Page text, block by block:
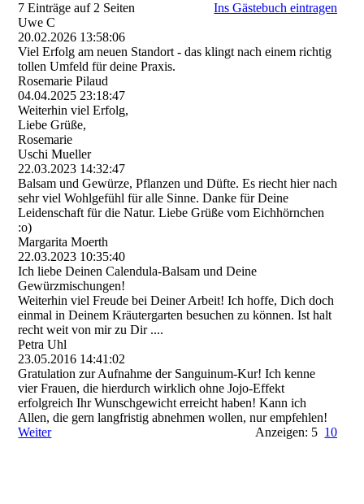
7 Einträge auf 2 Seiten
Ins Gästebuch eintragen
Uwe C
20.02.2026 13:58:06
Viel Erfolg am neuen Standort - das klingt nach einem richtig
tollen Umfeld für deine Praxis.
Rosemarie Pilaud
04.04.2025 23:18:47
Weiterhin viel Erfolg,
Liebe Grüße,
Rosemarie
Uschi Mueller
22.03.2023 14:32:47
Balsam und Gewürze, Pflanzen und Düfte. Es riecht hier nach
sehr viel Wohlgefühl für alle Sinne. Danke für Deine
Leidenschaft für die Natur. Liebe Grüße vom Eichhörnchen
:o)
Margarita Moerth
22.03.2023 10:35:40
Ich liebe Deinen Calendula-Balsam und Deine
Gewürzmischungen!
Weiterhin viel Freude bei Deiner Arbeit! Ich hoffe, Dich doch
einmal in Deinem Kräutergarten besuchen zu können. Ist halt
recht weit von mir zu Dir ....
Petra Uhl
23.05.2016 14:41:02
Gratulation zur Aufnahme der Sanguinum-Kur! Ich kenne
vier Frauen, die hierdurch wirklich ohne Jojo-Effekt
erfolgreich Ihr Wunschgewicht erreicht haben! Kann ich
Allen, die gern langfristig abnehmen wollen, nur empfehlen!
Weiter
Anzeigen: 5 10